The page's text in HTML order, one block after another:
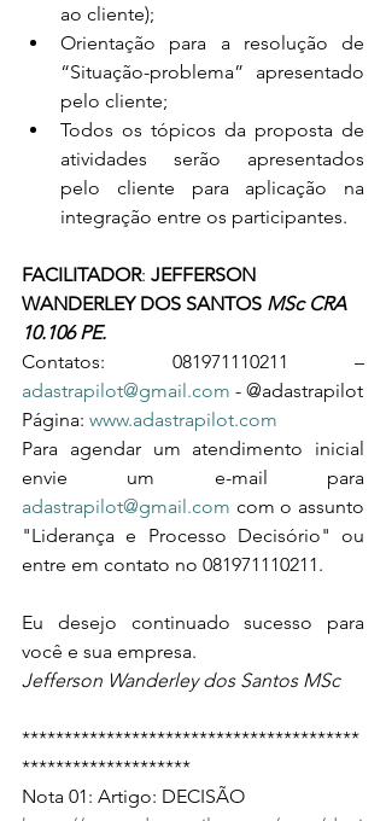
ao cliente);
Orientação para a resolução de
“Situação-problema” apresentado
pelo cliente;
Todos os tópicos da proposta de
atividades serão apresentados
pelo cliente para aplicação na
integração entre os participantes.
FACILITADOR: JEFFERSON
WANDERLEY DOS SANTOS MSc CRA
10.106 PE.
adastrapilot@gmail.com - @adastrapilot
Página: www.adastrapilot.com
Para agendar um atendimento inicial
adastrapilot@gmail.com com o assunto
"Liderança e Processo Decisório" ou
entre em contato no 081971110211.
Eu desejo continuado sucesso para
você e sua empresa.
Jefferson Wanderley dos Santos MSc
****************************************
********************
Nota 01: Artigo: DECISÃO